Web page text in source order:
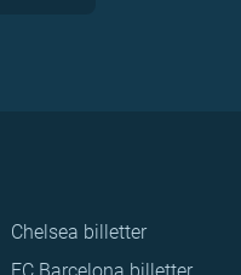
Chelsea billetter